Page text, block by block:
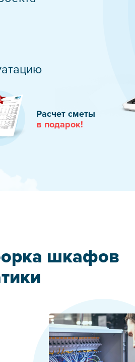
Расчет сметы
в подарок!
шкафов